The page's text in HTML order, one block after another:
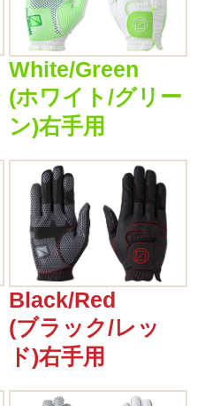
White/Green
(ホワイト/グリー
ン)右手用
Black/Red
(ブラック/レッ
ド)右手用